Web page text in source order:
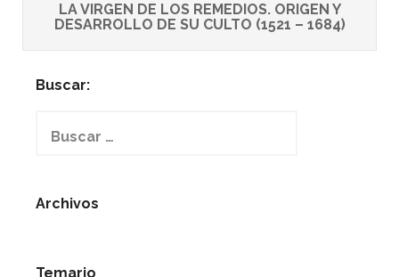
LA VIRGEN DE LOS REMEDIOS. ORIGEN Y
DESARROLLO DE SU CULTO (1521 – 1684)
Buscar:
Archivos
Temario